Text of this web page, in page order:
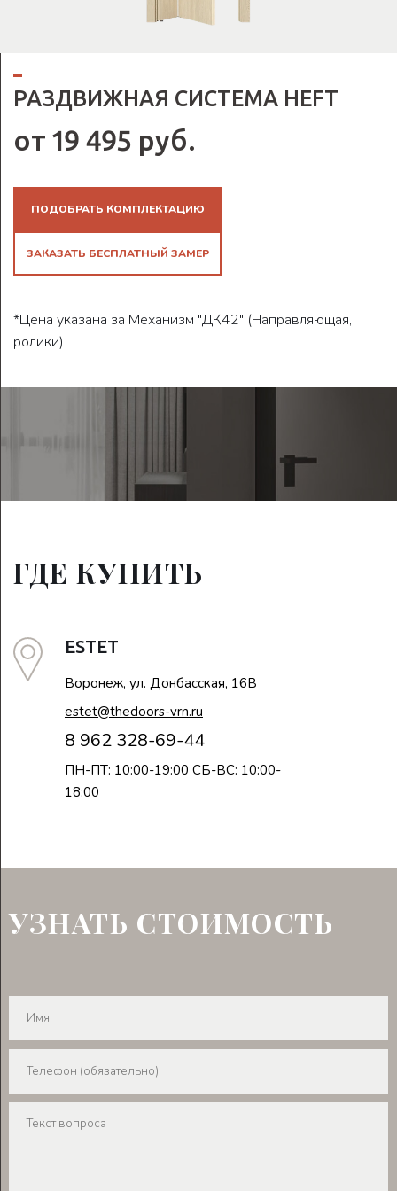
РАЗДВИЖНАЯ СИСТЕМА HEFT
от 19 495 руб.
ПОДОБРАТЬ КОМПЛЕКТАЦИЮ
ЗАКАЗАТЬ БЕСПЛАТНЫЙ ЗАМЕР
*Цена указана за Механизм "ДК42" (Направляющая,
ролики)
ГДЕ КУПИТЬ
ESTET
Воронеж, ул. Донбасская, 16В
estet@thedoors-vrn.ru
8 962 328-69-44
ПН-ПТ: 10:00-19:00 СБ-ВС: 10:00-
18:00
УЗНАТЬ СТОИМОСТЬ